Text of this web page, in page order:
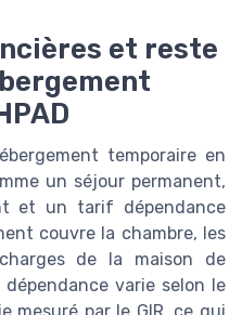
et reste
temporaire en
un séjour permanent,
et un tarif dépendance
couvre la chambre, les
de la maison de
varie selon le
mesuré par le GIR, ce qui